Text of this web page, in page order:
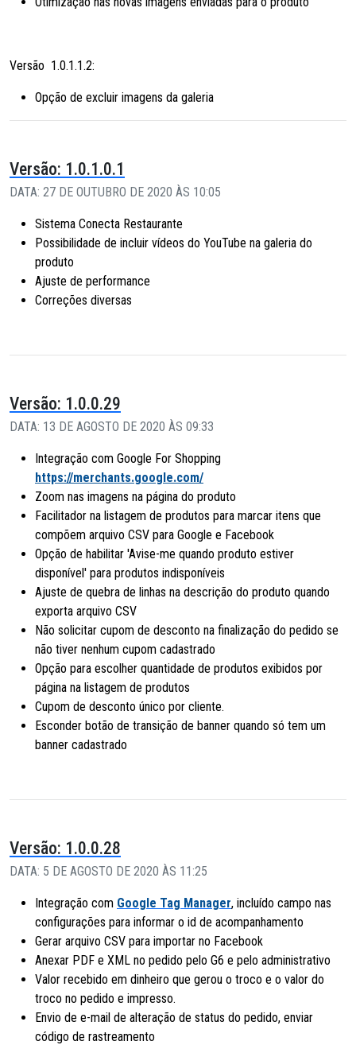
Versão 1.0.1.1.2:
Opção de excluir imagens da galeria
Versão: 1.0.1.0.1
DATA: 27 DE OUTUBRO DE 2020 ÀS 10:05
Sistema Conecta Restaurante
Possibilidade de incluir vídeos do YouTube na galeria do
produto
Ajuste de performance
Correções diversas
Versão: 1.0.0.29
DATA: 13 DE AGOSTO DE 2020 ÀS 09:33
Integração com Google For Shopping
https://merchants.google.com/
Zoom nas imagens na página do produto
Facilitador na listagem de produtos para marcar itens que
compõem arquivo CSV para Google e Facebook
Opção de habilitar 'Avise-me quando produto estiver
disponível' para produtos indisponíveis
Ajuste de quebra de linhas na descrição do produto quando
exporta arquivo CSV
Não solicitar cupom de desconto na finalização do pedido se
não tiver nenhum cupom cadastrado
Opção para escolher quantidade de produtos exibidos por
página na listagem de produtos
Cupom de desconto único por cliente.
Esconder botão de transição de banner quando só tem um
banner cadastrado
Versão: 1.0.0.28
DATA: 5 DE AGOSTO DE 2020 ÀS 11:25
Integração com Google Tag Manager, incluído campo nas
configurações para informar o id de acompanhamento
Gerar arquivo CSV para importar no Facebook
Anexar PDF e XML no pedido pelo G6 e pelo administrativo
Valor recebido em dinheiro que gerou o troco e o valor do
troco no pedido e impresso.
Envio de e-mail de alteração de status do pedido, enviar
código de rastreamento